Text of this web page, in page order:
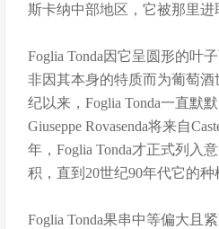
斯卡纳中部地区，它被那里
Foglia Tonda因它呈圆形的叶
非因其本身的特质而为葡萄
纪以来，Foglia Tonda一直默
Giuseppe Rovasenda将来自
年，Foglia Tonda才正式列入
积，直到20世纪90年代它的种
Foglia Tonda果串中等偏大且